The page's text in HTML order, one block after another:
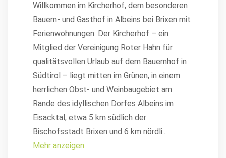
Willkommen im Kircherhof, dem besonderen
Bauern- und Gasthof in Albeins bei Brixen mit
Ferienwohnungen. Der Kircherhof – ein
Mitglied der Vereinigung Roter Hahn für
qualitätsvollen Urlaub auf dem Bauernhof in
Südtirol – liegt mitten im Grünen, in einem
herrlichen Obst- und Weinbaugebiet am
Rande des idyllischen Dorfes Albeins im
Eisacktal; etwa 5 km südlich der
Bischofsstadt Brixen und 6 km nördli...
Mehr anzeigen